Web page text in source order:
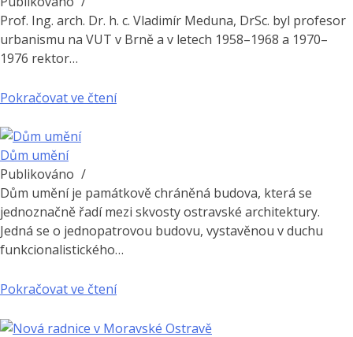
Prof. Ing. arch. Dr. h. c. Vladimír Meduna, DrSc. byl profesor
urbanismu na VUT v Brně a v letech 1958–1968 a 1970–
1976 rektor…
Pokračovat ve čtení
Dům umění
Publikováno /
Dům umění je památkově chráněná budova, která se
jednoznačně řadí mezi skvosty ostravské architektury.
Jedná se o jednopatrovou budovu, vystavěnou v duchu
funkcionalistického…
Pokračovat ve čtení